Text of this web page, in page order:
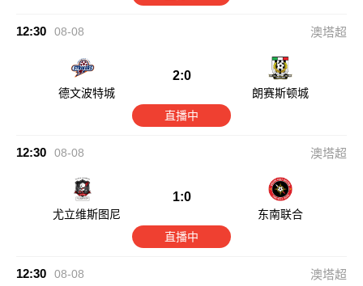
12:30 08-08 澳塔超
德文波特城
2:0
朗赛斯顿城
直播中
12:30 08-08 澳塔超
尤立维斯图尼
1:0
东南联合
直播中
12:30 08-08 澳塔超